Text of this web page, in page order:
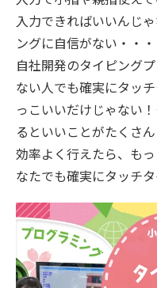
入力できればいいんじ
ングに自信がない・・
自社開発のタイピング
ない人でも確実にタッ
っこいいだけじゃない
るといいことがたくさ
効率よく行えたら、も
なたでも確実にタッチ